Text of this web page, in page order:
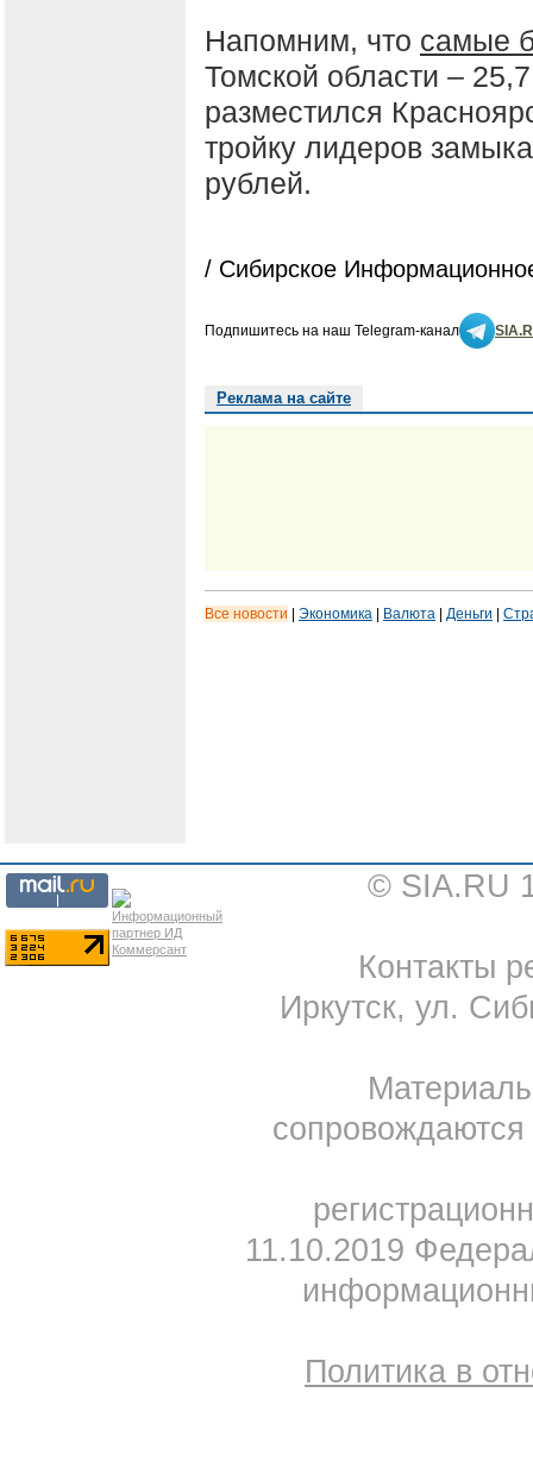
Напомним, что самые
Томской области –
разместился
тройку лидеров
рублей.
/ Сибирское
Подпишитесь на наш Telegram-канал
Реклама на сайте
Все новости Экономика Валюта Деньги
© SIA.RU
Контакты
Иркутск, ул.
11.10.2019
Политика в